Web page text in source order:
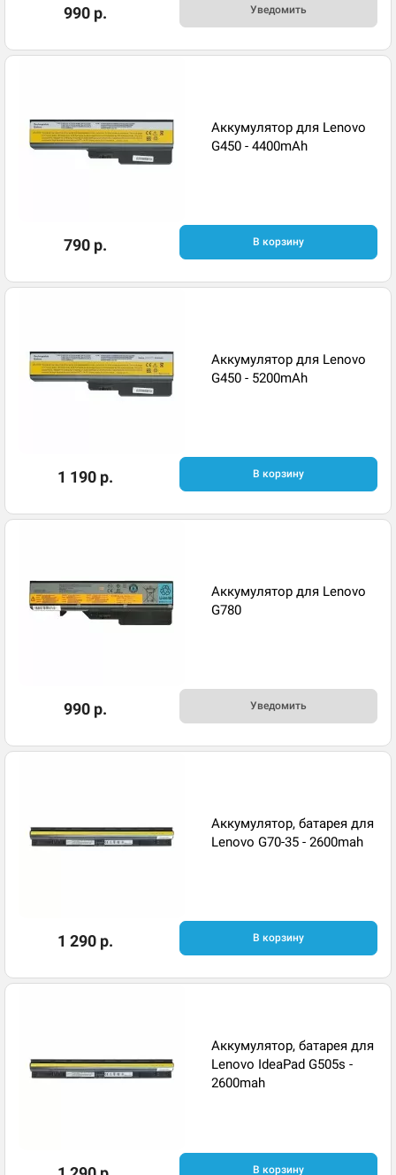
990 р. Уведомить
Аккумулятор для Lenovo
G450 - 4400mAh
790 р. В корзину
Аккумулятор для Lenovo
G450 - 5200mAh
1 190 р. В корзину
Аккумулятор для Lenovo
G780
990 р. Уведомить
Аккумулятор, батарея для
Lenovo G70-35 - 2600mah
1 290 р. В корзину
Аккумулятор, батарея для
Lenovo IdeaPad G505s -
2600mah
В корзину